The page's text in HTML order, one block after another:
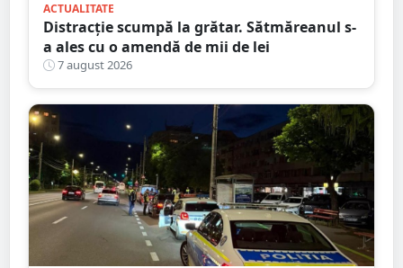
ACTUALITATE
Distracție scumpă la grătar. Sătmăreanul s-
a ales cu o amendă de mii de lei
7 august 2026